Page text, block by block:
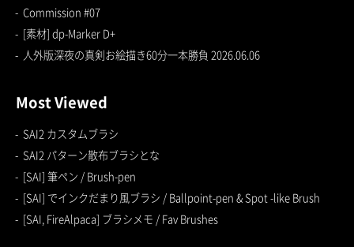
Commission #07
[素材] dp-Marker D+
人外版深夜の真剣お絵描き60分一本勝負 2026.06.06
Most Viewed
SAI2 カスタムブラシ
SAI2 パターン散布ブラシとな
[SAI] 筆ペン / Brush-pen
[SAI] でインクだまり風ブラシ / Ballpoint-pen & Spot -like Brush
[SAI, FireAlpaca] ブラシメモ / Fav Brushes